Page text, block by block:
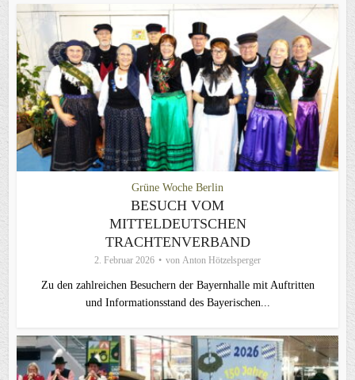
Grüne Woche Berlin
BESUCH VOM
MITTELDEUTSCHEN
TRACHTENVERBAND
2. Februar 2026 von Anton Hötzelsperger
Zu den zahlreichen Besuchern der Bayernhalle mit Auftritten
und Informationsstand des Bayerischen...